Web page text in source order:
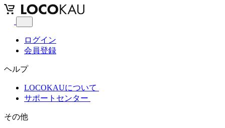
ログイン
会員登録
ヘルプ
LOCOKAUについて
サポートセンター
その他